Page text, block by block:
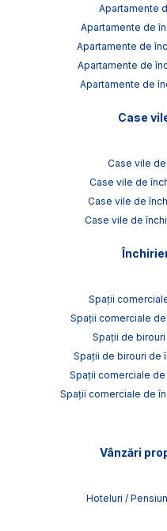
Apartamente
Apartamente de
Apartamente de
Apartamente de
Apartamente de
Case
Case vile de
Case vile de
Case vile de
Case vile de
Spații
Spații comerciale
Spații de
Spații de birouri de
Spații comerciale de
Spații comerciale de
Vânzări
Hoteluri /